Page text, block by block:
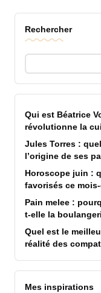
des
Rechercher
Qui est Béatrice
révolutionne la
Jules Torres :
l’origine de ses
Horoscope juin :
favorisés ce
Pain melee :
t-elle la
Quel est le
réalité des
Mes inspirations